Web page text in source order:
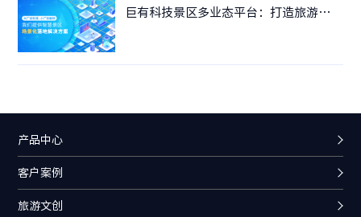
游客带来沉浸式的体验。这种依托项目既有空间形
巨有科技景区多业态平台：打造旅游新生态
产品中心
客户案例
旅游文创